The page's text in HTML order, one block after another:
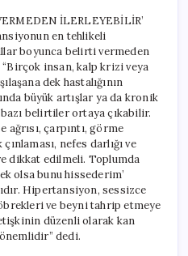
İLERLEYEBİLİR’
en tehlikeli
boyunca belirti vermeden
insan, kalp krizi veya
dek hastalığının
büyük artışlar ya da kronik
belirtiler ortaya çıkabilir.
ağrısı, çarpıntı, görme
nefes darlığı ve
dikkat edilmeli. Toplumda
olsa bunu hissederim’
Hipertansiyon, sessizce
ve beyni tahrip etmeye
düzenli olarak kan
dedi.